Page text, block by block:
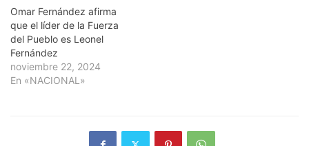
Omar Fernández afirma
que el líder de la Fuerza
del Pueblo es Leonel
Fernández
noviembre 22, 2024
En «NACIONAL»